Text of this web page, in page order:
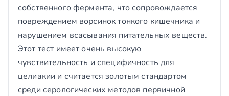
собственного фермента, что сопровождается
повреждением ворсинок тонкого кишечника и
нарушением всасывания питательных веществ.
Этот тест имеет очень высокую
чувствительность и специфичность для
целиакии и считается золотым стандартом
среди серологических методов первичной